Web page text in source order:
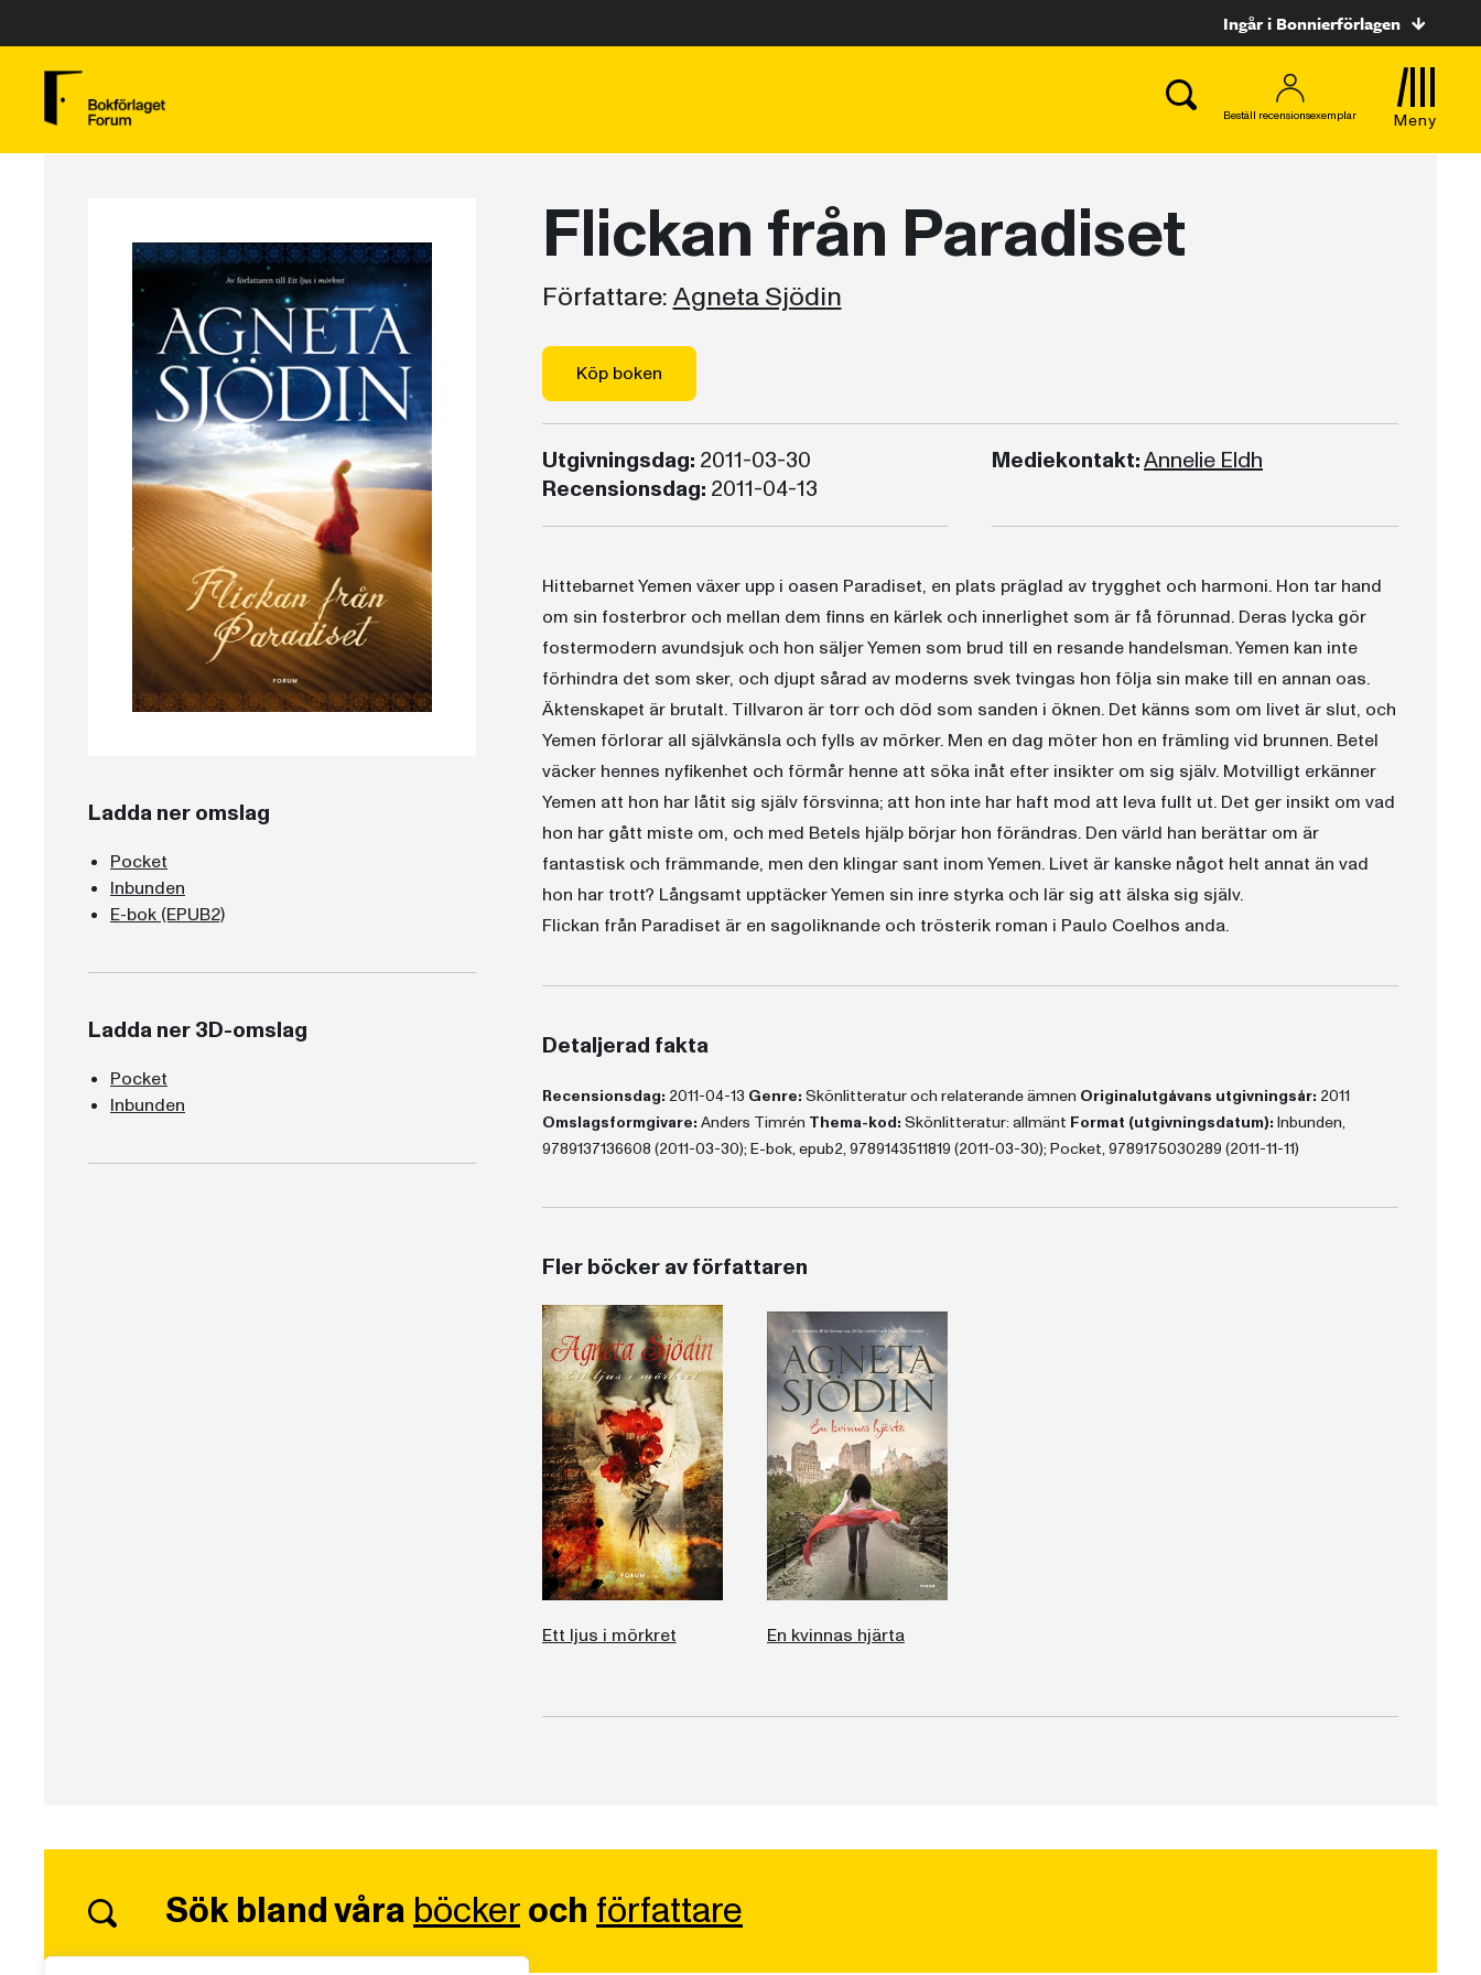
Ingår i Bonnierförlagen
Beställ recensionsexemplar Meny
Ladda ner omslag
Pocket
Inbunden
E-bok (EPUB2)
Ladda ner 3D-omslag
Pocket
Inbunden
Flickan från Paradiset
Författare:Agneta Sjödin
Köp boken
Utgivningsdag: 2011-03-30
Recensionsdag: 2011-04-13
Mediekontakt:Annelie Eldh
Hittebarnet Yemen växer upp i oasen Paradiset, en plats präglad av trygghet och harmoni. Hon tar hand
om sin fosterbror och mellan dem finns en kärlek och innerlighet som är få förunnad. Deras lycka gör
fostermodern avundsjuk och hon säljer Yemen som brud till en resande handelsman. Yemen kan inte
förhindra det som sker, och djupt sårad av moderns svek tvingas hon följa sin make till en annan oas.
Äktenskapet är brutalt. Tillvaron är torr och död som sanden i öknen. Det känns som om livet är slut, och
Yemen förlorar all självkänsla och fylls av mörker. Men en dag möter hon en främling vid brunnen. Betel
väcker hennes nyfikenhet och förmår henne att söka inåt efter insikter om sig själv. Motvilligt erkänner
Yemen att hon har låtit sig själv försvinna; att hon inte har haft mod att leva fullt ut. Det ger insikt om vad
hon har gått miste om, och med Betels hjälp börjar hon förändras. Den värld han berättar om är
fantastisk och främmande, men den klingar sant inom Yemen. Livet är kanske något helt annat än vad
hon har trott? Långsamt upptäcker Yemen sin inre styrka och lär sig att älska sig själv.
Flickan från Paradiset är en sagoliknande och trösterik roman i Paulo Coelhos anda.
Detaljerad fakta
Recensionsdag: 2011-04-13 Genre: Skönlitteratur och relaterande ämnen Originalutgåvans utgivningsår: 2011
Omslagsformgivare: Anders Timrén Thema-kod: Skönlitteratur: allmänt Format (utgivningsdatum): Inbunden,
9789137136608 (2011-03-30); E-bok, epub2, 9789143511819 (2011-03-30); Pocket, 9789175030289 (2011-11-11)
Fler böcker av författaren
Ett ljus i mörkret En kvinnas hjärta
Sök bland våraböckeroch författare